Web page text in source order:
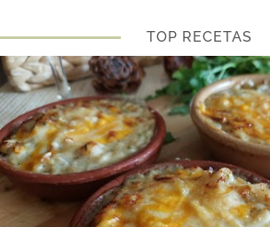
TOP RECETAS